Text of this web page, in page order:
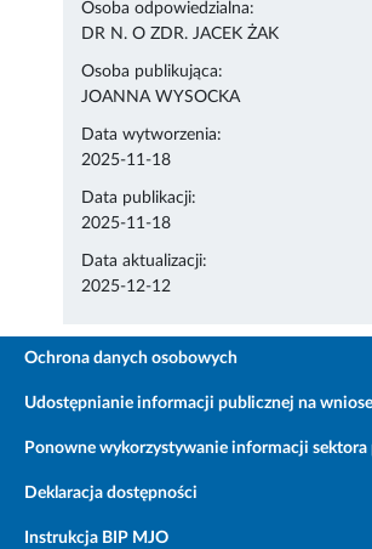
Osoba odpowiedzialna:
DR N. O ZDR. JACEK ŻAK
Osoba publikująca:
JOANNA WYSOCKA
Data wytworzenia:
2025-11-18
Data publikacji:
2025-11-18
Data aktualizacji:
2025-12-12
Ochrona danych osobowych
Udostępnianie informacji publicznej na
Ponowne wykorzystywanie informacji sektora
Deklaracja dostępności
Instrukcja BIP MJO